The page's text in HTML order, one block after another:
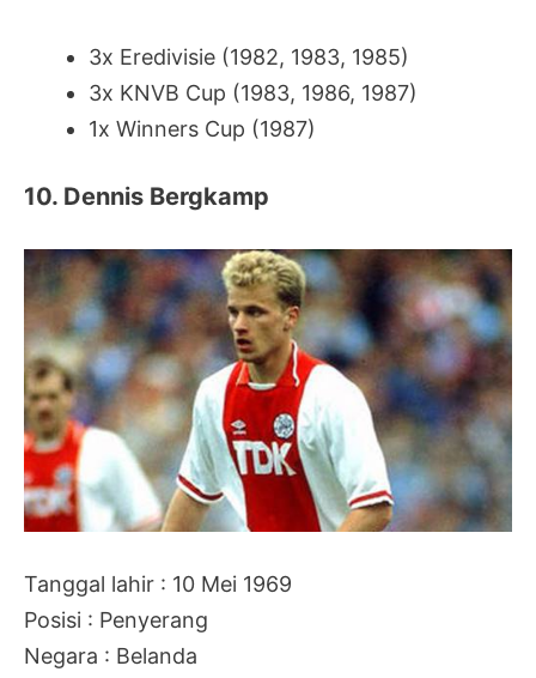
3x Eredivisie (1982, 1983, 1985)
3x KNVB Cup (1983, 1986, 1987)
1x Winners Cup (1987)
10. Dennis Bergkamp
Tanggal lahir : 10 Mei 1969
Posisi : Penyerang
Negara : Belanda